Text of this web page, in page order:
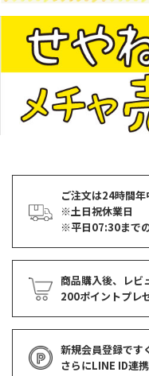
ご注文は24時間年
※土日祝休業日
※平日07:30まで
商品購入後、レビ
200ポイントプレ
新規会員登録です
さらにLINE ID連